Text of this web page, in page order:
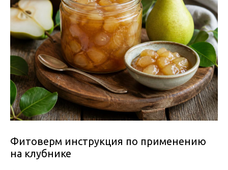
Фитоверм инструкция по применению
на клубнике